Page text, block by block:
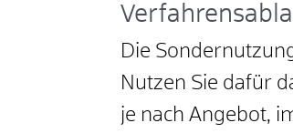
Die
Nutzen Sie dafür
je nach Angebot,